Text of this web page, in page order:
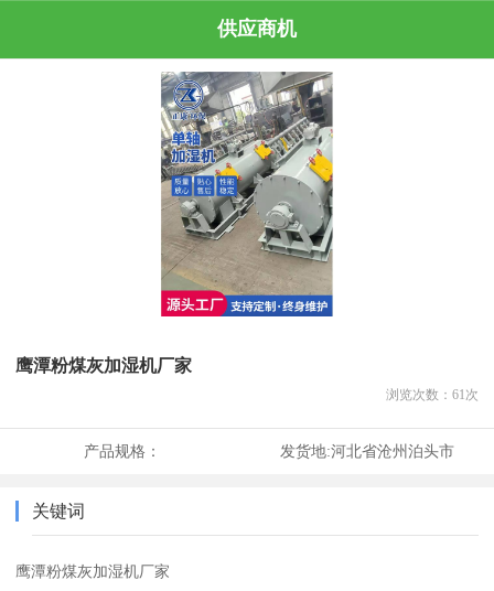
供应商机
鹰潭粉煤灰加湿机厂家
浏览次数： 61 次
产品规格： 发货地:河北省沧州泊头市
关键词
鹰潭粉煤灰加湿机厂家